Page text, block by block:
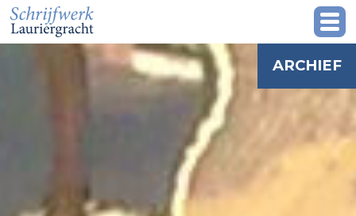
ARCHIEF